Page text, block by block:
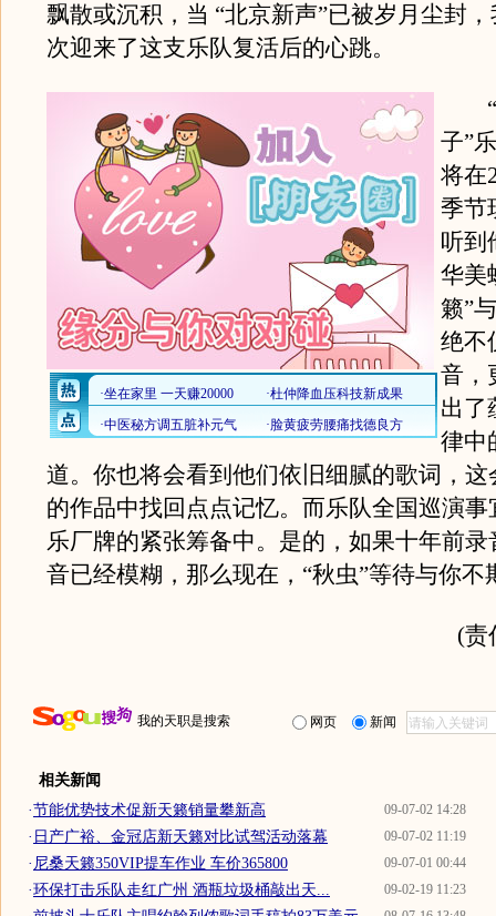
飘散或沉积，当 “北京新声”已被岁月尘封
次迎来了这支乐队复活后的心跳。
“
子”
将在
季节
听到
华美
籁”
绝不
音，
出了
律中
道。你也将会看到他们依旧细腻的歌词，这
的作品中找回点点记忆。而乐队全国巡演事
乐厂牌的紧张筹备中。是的，如果十年前录
音已经模糊，那么现在，“秋虫”等待与你不
(责
我的天职是搜索 网页 新闻
相关新闻
09-07-02 14:28
·节能优势技术促新天籁销量攀新高
09-07-02 11:19
· 日产广裕、金冠店新天籁对比试驾活动落幕
09-07-01 00:44
· 尼桑天籁350VIP提车作业 车价365800
09-02-19 11:23
·环保打击乐队走红广州 酒瓶垃圾桶敲出天...